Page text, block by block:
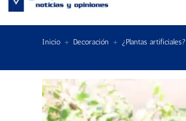
Inicio + Decoración + ¿Plantas artificiales?